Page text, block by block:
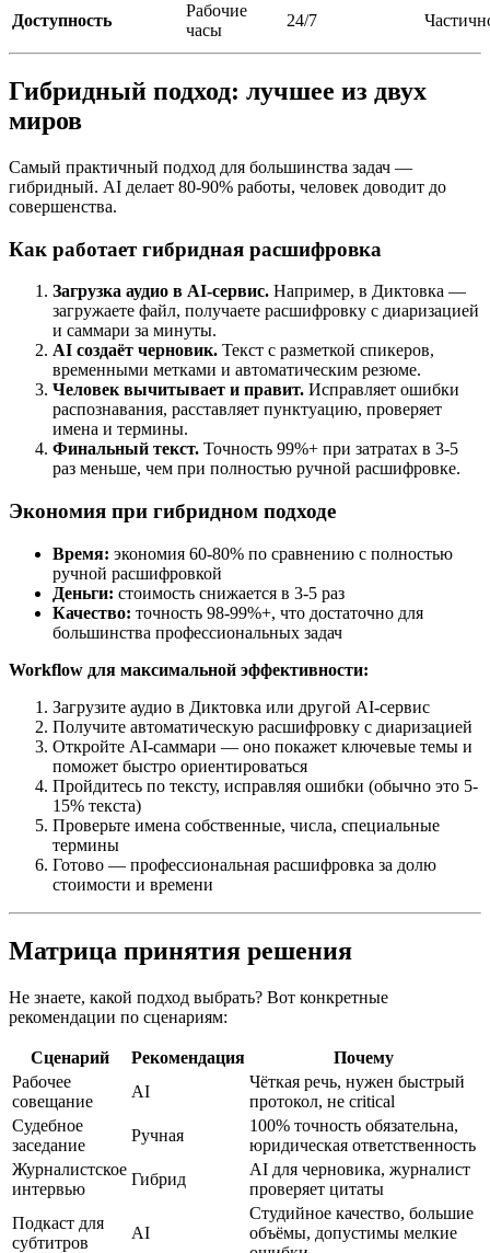
Доступность
Рабочие
часы
24/7
Гибридный подход: лучшее из двух
миров
Самый практичный подход для большинства задач —
гибридный. AI делает 80-90% работы, человек доводит до
совершенства.
Как работает гибридная расшифровка
Загрузка аудио в AI-сервис. Например, в Диктовка —
загружаете файл, получаете расшифровку с диаризацией
и саммари за минуты.
AI создаёт черновик. Текст с разметкой спикеров,
временными метками и автоматическим резюме.
Человек вычитывает и правит. Исправляет ошибки
распознавания, расставляет пунктуацию, проверяет
имена и термины.
Финальный текст. Точность 99%+ при затратах в 3-5
раз меньше, чем при полностью ручной расшифровке.
Экономия при гибридном подходе
Время: экономия 60-80% по сравнению с полностью
ручной расшифровкой
Деньги: стоимость снижается в 3-5 раз
Качество: точность 98-99%+, что достаточно для
большинства профессиональных задач
Workflow для максимальной эффективности:
Загрузите аудио в Диктовка или другой AI-сервис
Получите автоматическую расшифровку с диаризацией
Откройте AI-саммари — оно покажет ключевые темы и
поможет быстро ориентироваться
Пройдитесь по тексту, исправляя ошибки (обычно это 5-
15% текста)
Проверьте имена собственные, числа, специальные
термины
Готово — профессиональная расшифровка за долю
стоимости и времени
Матрица принятия решения
Не знаете, какой подход выбрать? Вот конкретные
рекомендации по сценариям:
Сценарий Рекомендация
Почему
Рабочее
совещание
AI
Чёткая речь, нужен быстрый
протокол, не critical
Судебное
заседание
Ручная
100% точность обязательна,
юридическая ответственность
Журналистское
интервью
Гибрид
AI для черновика, журналист
проверяет цитаты
Подкаст для
субтитров
AI
Студийное качество, большие
объёмы, допустимы мелкие